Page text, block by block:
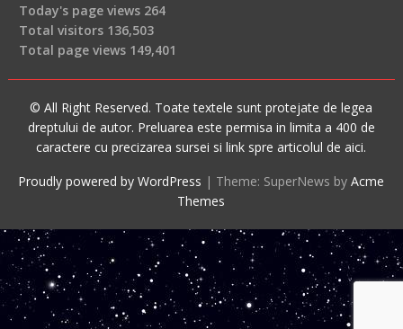
Today's page views 264
Total visitors 136,503
Total page views 149,401
© All Right Reserved. Toate textele sunt protejate de legea
dreptului de autor. Preluarea este permisa in limita a 400 de
caractere cu precizarea sursei si link spre articolul de aici.
Proudly powered by WordPress | Theme: SuperNews byAcme
Themes